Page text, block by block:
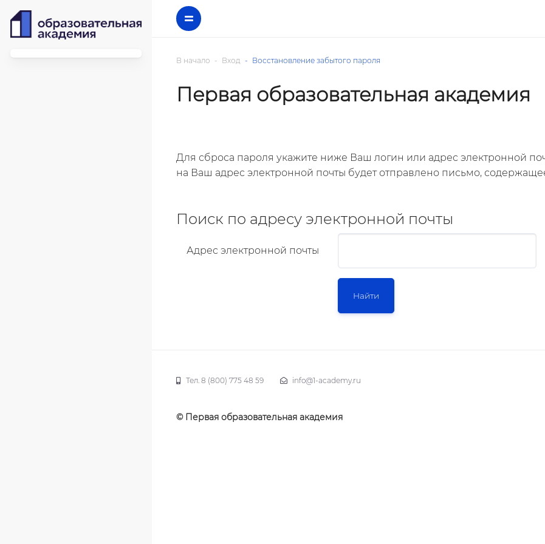
В начало Вход Восстановление забытого пароля
Первая образовательная академия
Для сброса пароля укажите ниже Ваш логин или адрес электронной
на Ваш адрес электронной почты будет отправлено письмо,
Поиск по адресу электронной почты
Адрес электронной почты
Тел. 8 (800) 775 48 59 info@1-academy.ru
© Первая образовательная академия